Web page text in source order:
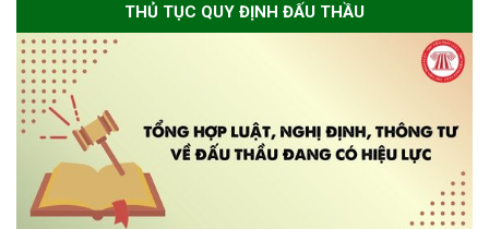
THỦ TỤC QUY ĐỊNH ĐẤU THẦU